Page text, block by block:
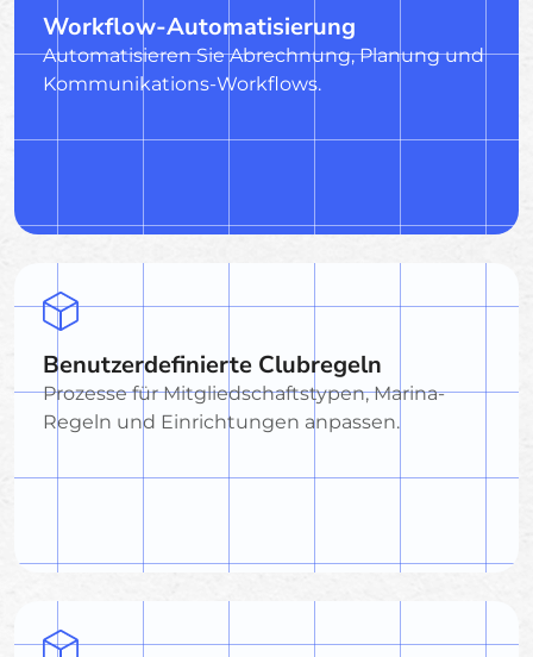
Workflow-Automatisierung
Automatisieren Sie Abrechnung, Planung und
Kommunikations-Workflows.
Benutzerdefinierte Clubregeln
Prozesse für Mitgliedschaftstypen, Marina-
Regeln und Einrichtungen anpassen.